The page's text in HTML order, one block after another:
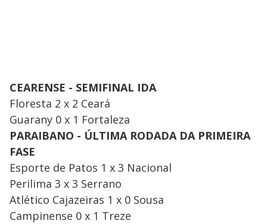
CEARENSE - SEMIFINAL IDA
Floresta 2 x 2 Ceará
Guarany 0 x 1 Fortaleza
PARAIBANO - ÚLTIMA RODADA DA PRIMEIRA
FASE
Esporte de Patos 1 x 3 Nacional
​Perilima 3 x 3 Serrano
​Atlético Cajazeiras 1 x 0 Sousa
​Campinense 0 x 1 Treze